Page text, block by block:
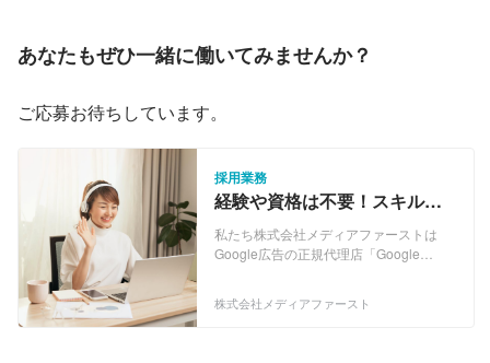
あなたもぜひ一緒に働いてみませんか？
ご応募お待ちしています。
採用業務
経験や資格は不要！スキルを
一から築けるオンラインの採
用・人事担当を募集
私たち株式会社メディアファーストは
Google広告の正規代理店「Google
店事業をメインに､ WEBマーケティング
株式会社メディアファースト